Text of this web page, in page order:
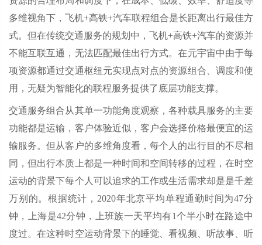
多维视角下，飞机+高铁+汽车联程组合是长距离出行最佳方
式。但在传统交通服务的规划中，飞机+高铁+汽车的资源并
不能互联互通，无法匹配最佳出行方式。在元宇宙中由于每
项资源都通过交通枢纽元实现点对点的资源组合、调度和使
用，无疑为智能化的联程服务提供了底层功能支撑。
交通服务组合从其单一功能角度观察，各种载具服务的主要
功能都是运输，客户体验近似，客户会选择价格最便宜的运
输服务。但从客户的多维角度看，每个人的出行目的不尽相
同，但出行本质上都是一种时间和空间转移的过程，在时空
运动的背景下每个人可以追求的工作或生活需求却是是千差
万别的。根据统计，2020年北京平均单程通勤时间为47分
钟，上海是42分钟，上班族一天平均有1个半小时在路途中
度过。在这种时空运动背景下的睡觉、看视频、听故事、听